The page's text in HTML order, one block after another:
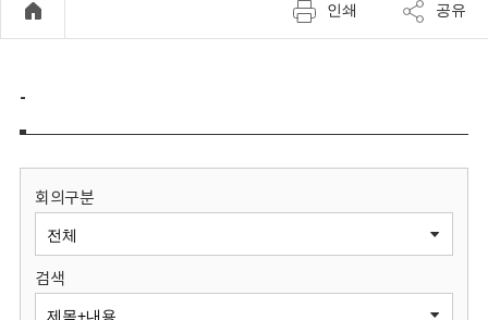
정
보
원
기
인쇄 공유
-
회의구분
검색